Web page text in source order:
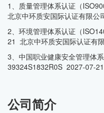
1、质量管理体系认证（
北京中环质安国际认证有限公
2、环境管理体系认证（
21 北京中环质安国际认证有
3、中国职业健康安全管理体
39324S1832R0S 2027-07-
公司简介